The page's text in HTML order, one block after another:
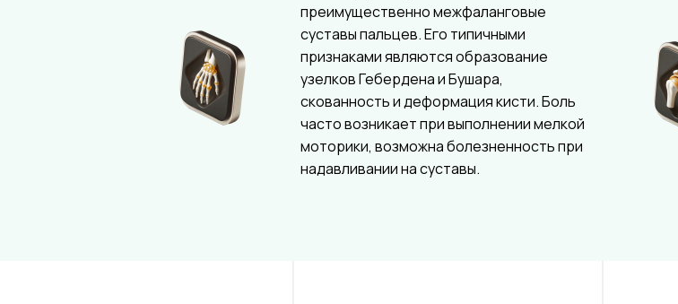
преимущественно межфаланговые
суставы пальцев. Его типичными
признаками являются образование
узелков Гебердена и Бушара,
скованность и деформация кисти. Боль
часто возникает при выполнении мелкой
моторики, возможна болезненность при
надавливании на суставы.